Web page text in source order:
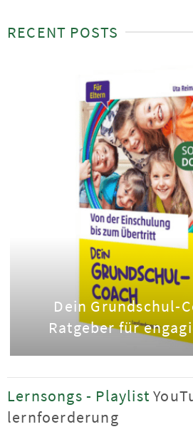
RECENT POSTS
Dein Grundschul-
Ratgeber für
Lernsongs - Playlist
lernfoerderung